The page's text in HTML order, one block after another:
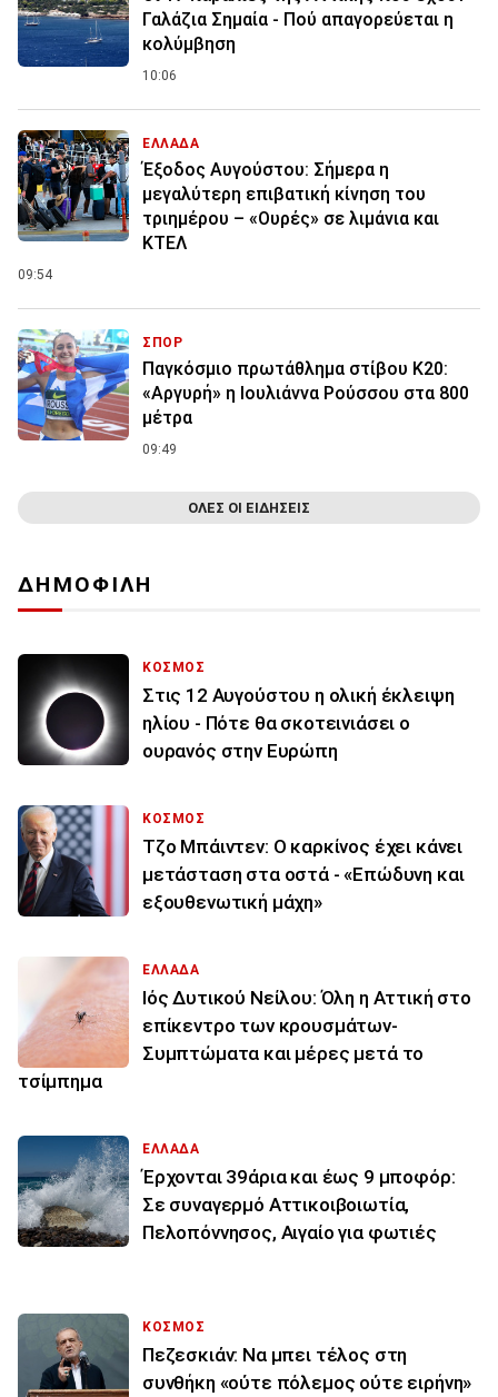
Γαλάζια Σημαία - Πού απαγορεύεται η
κολύμβηση
10:06
ΕΛΛΑΔΑ
Έξοδος Αυγούστου: Σήμερα η
μεγαλύτερη επιβατική κίνηση του
τριημέρου – «Ουρές» σε λιμάνια και
ΚΤΕΛ
09:54
ΣΠΟΡ
Παγκόσμιο πρωτάθλημα στίβου Κ20:
«Αργυρή» η Ιουλιάννα Ρούσσου στα 800
μέτρα
09:49
ΟΛΕΣ ΟΙ ΕΙΔΗΣΕΙΣ
ΔΗΜΟΦΙΛΗ
ΚΟΣΜΟΣ
Στις 12 Αυγούστου η ολική έκλειψη
ηλίου - Πότε θα σκοτεινιάσει ο
ουρανός στην Ευρώπη
ΚΟΣΜΟΣ
Τζο Μπάιντεν: Ο καρκίνος έχει κάνει
μετάσταση στα οστά - «Επώδυνη και
εξουθενωτική μάχη»
ΕΛΛΑΔΑ
Ιός Δυτικού Νείλου: Όλη η Αττική στο
επίκεντρο των κρουσμάτων-
Συμπτώματα και μέρες μετά το
τσίμπημα
ΕΛΛΑΔΑ
Έρχονται 39άρια και έως 9 μποφόρ:
Σε συναγερμό Αττικοιβοιωτία,
Πελοπόννησος, Αιγαίο για φωτιές
ΚΟΣΜΟΣ
Πεζεσκιάν: Να μπει τέλος στη
συνθήκη «ούτε πόλεμος ούτε ειρήνη»